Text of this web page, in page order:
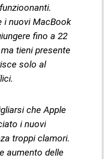
i nuovi MacBook
fino a 22
tieni presente
solo al
che Apple
i nuovi
troppi clamori.
aumento delle